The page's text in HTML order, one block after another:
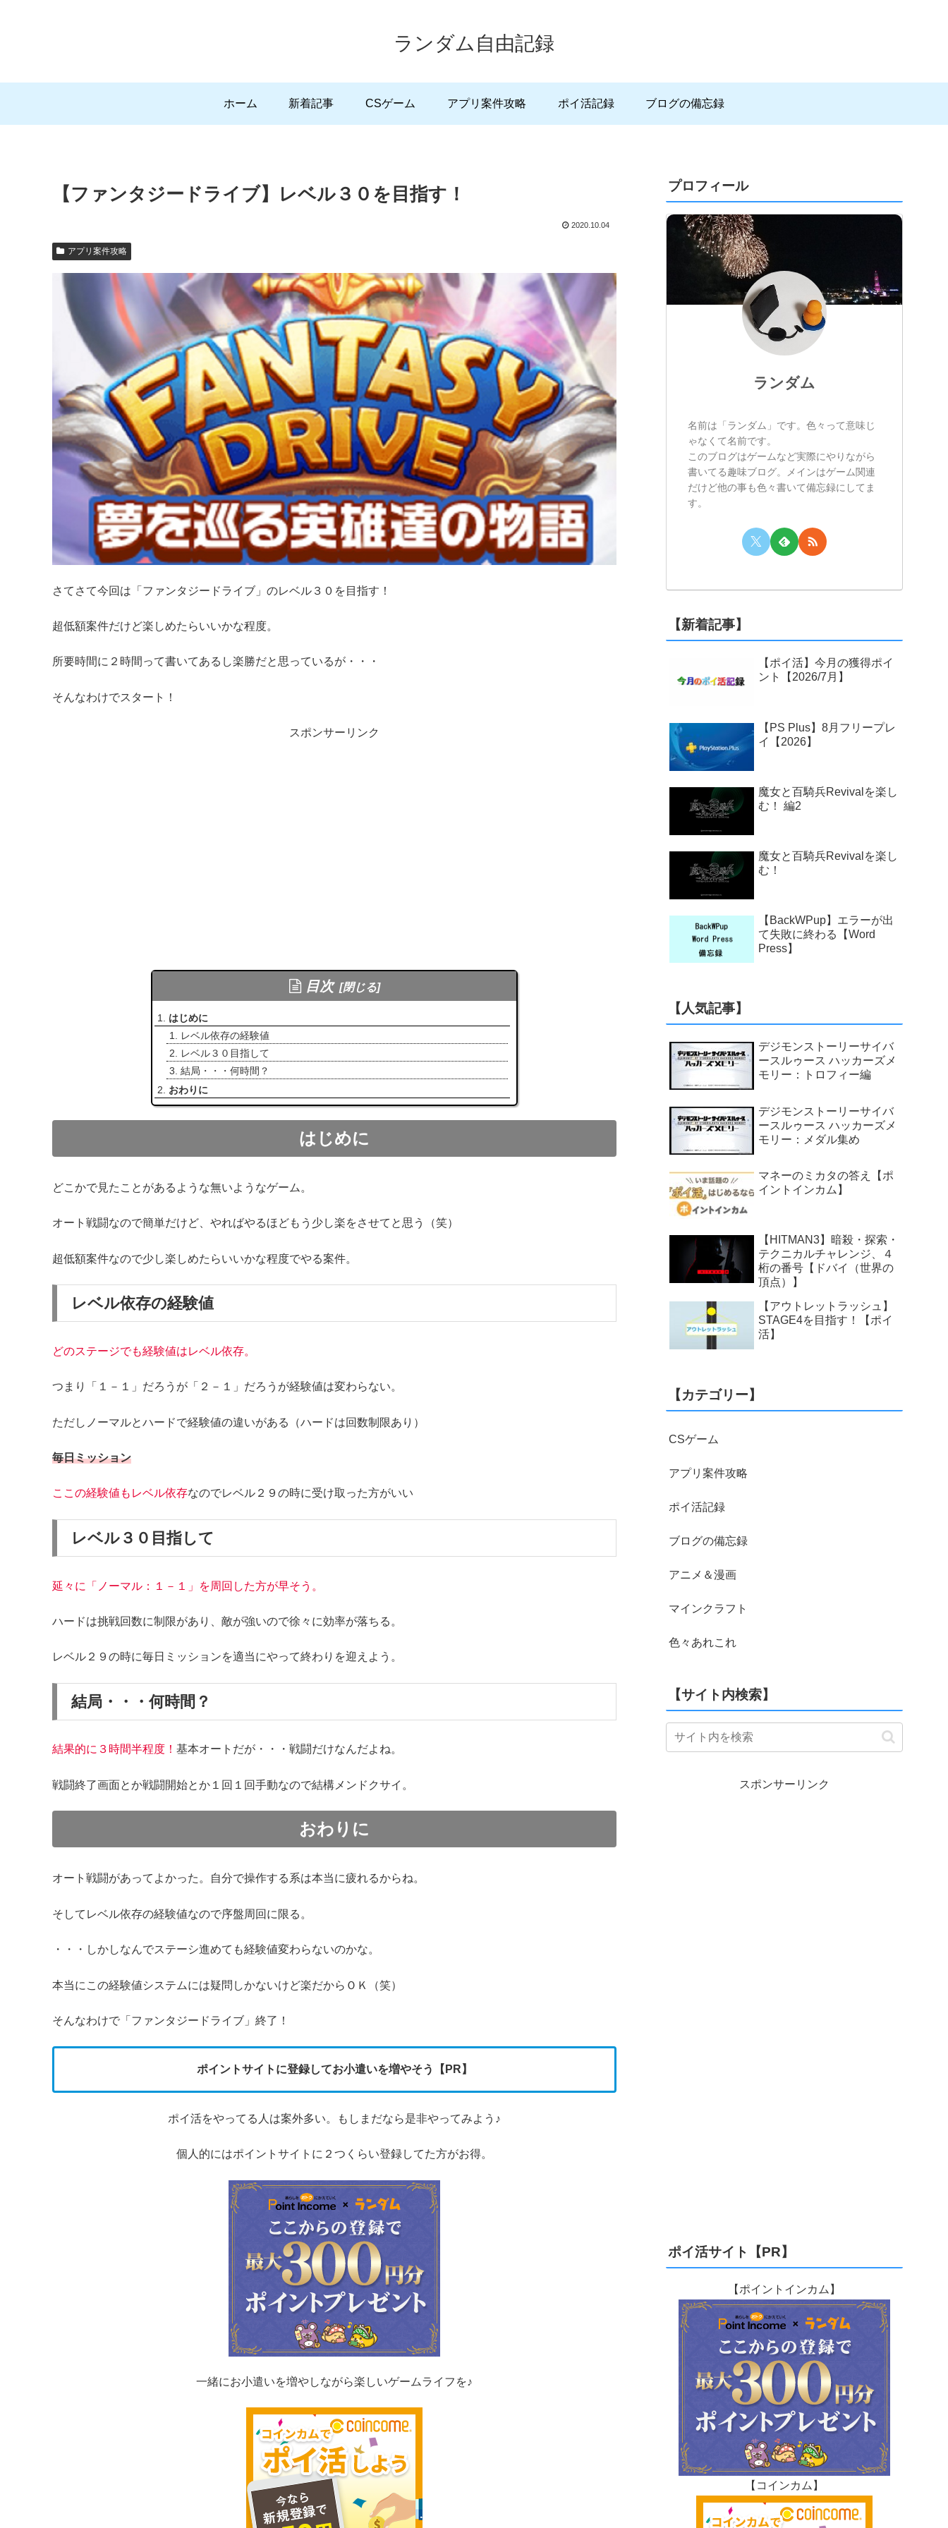
ランダム自由記録
ホーム 新着記事 CSゲーム アプリ案件攻略 ポイ活記録 ブログの備忘録
【ファンタジードライブ】レベル３０を目指す！
2020.10.04
アプリ案件攻略
さてさて今回は「ファンタジードライブ」のレベル３０を目指す！
超低額案件だけど楽しめたらいいかな程度。
所要時間に２時間って書いてあるし楽勝だと思っているが・・・
そんなわけでスタート！
スポンサーリンク
目次
はじめに
レベル依存の経験値
レベル３０目指して
結局・・・何時間？
おわりに
はじめに
どこかで見たことがあるような無いようなゲーム。
オート戦闘なので簡単だけど、やればやるほどもう少し楽をさせてと思う（笑）
超低額案件なので少し楽しめたらいいかな程度でやる案件。
レベル依存の経験値
どのステージでも経験値はレベル依存。
つまり「１－１」だろうが「２－１」だろうが経験値は変わらない。
ただしノーマルとハードで経験値の違いがある（ハードは回数制限あり）
毎日ミッション
ここの経験値もレベル依存なのでレベル２９の時に受け取った方がいい
レベル３０目指して
延々に「ノーマル：１－１」を周回した方が早そう。
ハードは挑戦回数に制限があり、敵が強いので徐々に効率が落ちる。
レベル２９の時に毎日ミッションを適当にやって終わりを迎えよう。
結局・・・何時間？
結果的に３時間半程度！ 基本オートだが・・・戦闘だけなんだよね。
戦闘終了画面とか戦闘開始とか１回１回手動なので結構メンドクサイ。
おわりに
オート戦闘があってよかった。自分で操作する系は本当に疲れるからね。
そしてレベル依存の経験値なので序盤周回に限る。
・・・しかしなんでステーシ進めても経験値変わらないのかな。
本当にこの経験値システムには疑問しかないけど楽だからＯＫ（笑）
そんなわけで「ファンタジードライブ」終了！
ポイントサイトに登録してお小遣いを増やそう【PR】
ポイ活をやってる人は案外多い。もしまだなら是非やってみよう♪
個人的にはポイントサイトに２つくらい登録してた方がお得。
一緒にお小遣いを増やしながら楽しいゲームライフを♪
プロフィール
ランダム
名前は「ランダム」です。色々って意味じ
ゃなくて名前です。
このブログはゲームなど実際にやりながら
書いてる趣味ブログ。メインはゲーム関連
だけど他の事も色々書いて備忘録にしてま
す。
【新着記事】
【ポイ活】今月の獲得ポイ
ント【2026/7月】
【PS Plus】8月フリープレ
イ【2026】
魔女と百騎兵Revivalを楽し
む！ 編2
魔女と百騎兵Revivalを楽し
む！
【BackWPup】エラーが出
て失敗に終わる【Word
Press】
【人気記事】
デジモンストーリーサイバ
ースルゥース ハッカーズメ
モリー：トロフィー編
デジモンストーリーサイバ
ースルゥース ハッカーズメ
モリー：メダル集め
マネーのミカタの答え【ポ
イントインカム】
【HITMAN3】暗殺・探索・
テクニカルチャレンジ、４
桁の番号【ドバイ（世界の
頂点）】
【アウトレットラッシュ】
STAGE4を目指す！【ポイ
活】
【カテゴリー】
CSゲーム
アプリ案件攻略
ポイ活記録
ブログの備忘録
アニメ＆漫画
マインクラフト
色々あれこれ
【サイト内検索】
スポンサーリンク
ポイ活サイト【PR】
【ポイントインカム】
【コインカム】